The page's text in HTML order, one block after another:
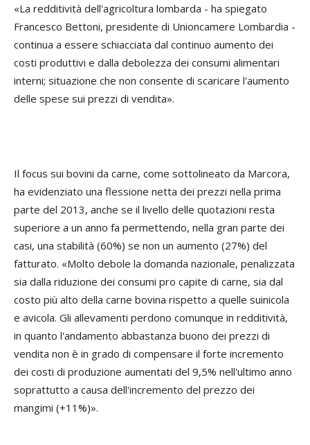
«La redditività dell'agricoltura lombarda - ha spiegato
Francesco Bettoni, presidente di Unioncamere Lombardia -
continua a essere schiacciata dal continuo aumento dei
costi produttivi e dalla debolezza dei consumi alimentari
interni; situazione che non consente di scaricare l'aumento
delle spese sui prezzi di vendita».
Il focus sui bovini da carne, come sottolineato da Marcora,
ha evidenziato una flessione netta dei prezzi nella prima
parte del 2013, anche se il livello delle quotazioni resta
superiore a un anno fa permettendo, nella gran parte dei
casi, una stabilità (60%) se non un aumento (27%) del
fatturato. «Molto debole la domanda nazionale, penalizzata
sia dalla riduzione dei consumi pro capite di carne, sia dal
costo più alto della carne bovina rispetto a quelle suinicola
e avicola. Gli allevamenti perdono comunque in redditività,
in quanto l'andamento abbastanza buono dei prezzi di
vendita non è in grado di compensare il forte incremento
dei costi di produzione aumentati del 9,5% nell'ultimo anno
soprattutto a causa dell'incremento del prezzo dei
mangimi (+11%)».